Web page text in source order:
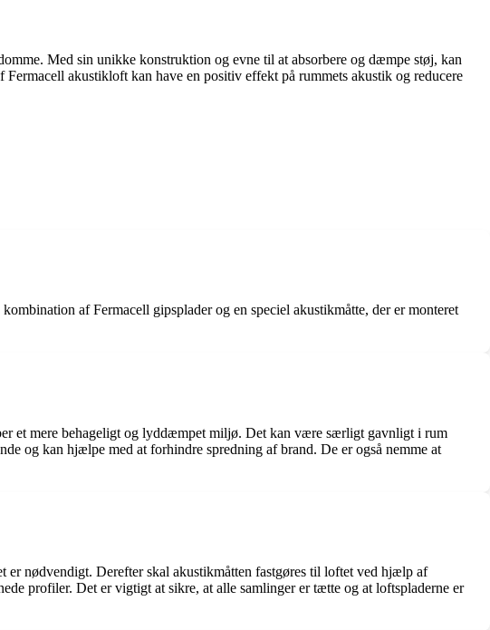
Med sin unikke konstruktion og evne til at absorbere og dæmpe støj, kan
akustikloft kan have en positiv effekt på rummets akustik og reducere
af Fermacell gipsplader og en speciel akustikmåtte, der er monteret
et mere behageligt og lyddæmpet miljø. Det kan være særligt gavnligt i rum
og kan hjælpe med at forhindre spredning af brand. De er også nemme at
er nødvendigt. Derefter skal akustikmåtten fastgøres til loftet ved hjælp af
profiler. Det er vigtigt at sikre, at alle samlinger er tætte og at loftspladerne er